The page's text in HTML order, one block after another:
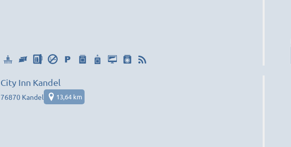
City Inn Kandel
76870 Kandel 13,64 km